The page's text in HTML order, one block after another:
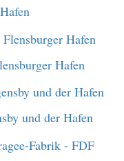
Hafen
und der Hafen